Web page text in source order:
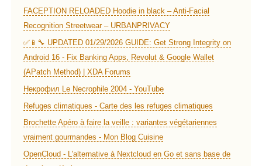
FACEPTION RELOADED Hoodie in black – Anti-Facial
Recognition Streetwear – URBANPRIVACY
✅📱🔧 UPDATED 01/29/2026 GUIDE: Get Strong Integrity on
Android 16 - Fix Banking Apps, Revolut & Google Wallet
(APatch Method) | XDA Forums
Некрофил Le Necrophile 2004 - YouTube
Refuges climatiques - Carte des les refuges climatiques
Brochette Apéro à faire la veille : variantes végétariennes
vraiment gourmandes - Mon Blog Cuisine
OpenCloud - L'alternative à Nextcloud en Go et sans base de